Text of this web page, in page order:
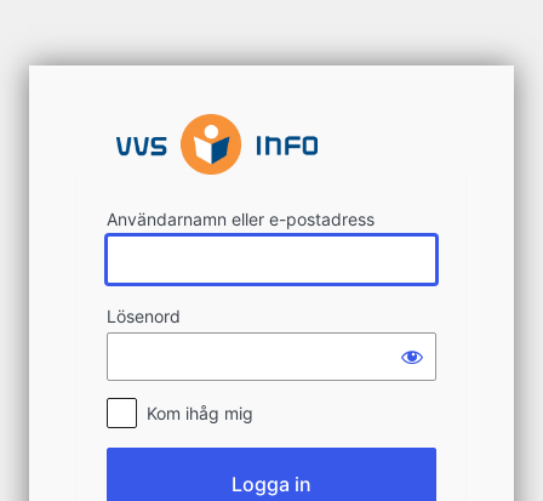
in
Användarnamn eller e-postadress
Lösenord
Kom ihåg mig